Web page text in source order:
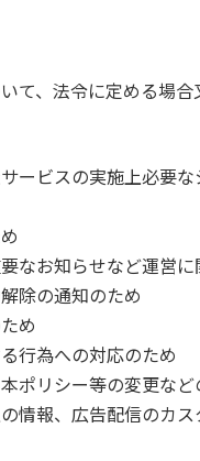
て、法令に定める場
ービスの実施上必要
なお知らせなど運営
除の通知のため
め
行為への対応のため
ポリシー等の変更など
情報、広告配信のカス